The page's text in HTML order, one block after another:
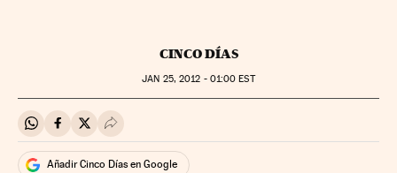
CINCO DÍAS
JAN 25, 2012 - 01:00 EST
Compartir en Whatsapp
Compartir en Facebook
Compartir en Twitter
Desplegar Redes Sociales
Añadir Cinco Días en Google